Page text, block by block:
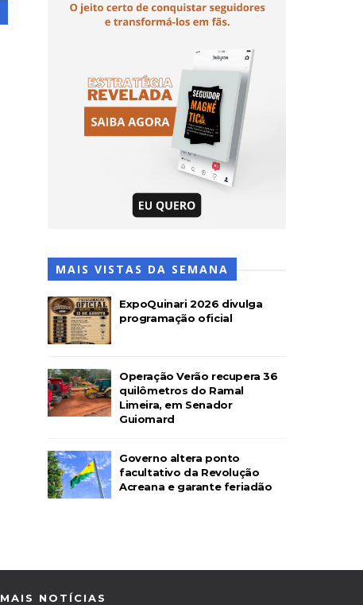
MAIS VISTAS DA SEMANA
ExpoQuinari 2026 divulga
programação oficial
Operação Verão recupera 36
quilômetros do Ramal
Limeira, em Senador
Guiomard
Governo altera ponto
facultativo da Revolução
Acreana e garante feriadão
MAIS NOTÍCIAS